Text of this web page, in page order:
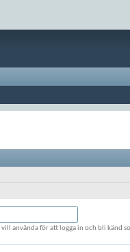
använda för att logga in och bli känd